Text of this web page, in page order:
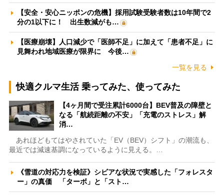
【安全・安心ニッポンの危機】採用試験受験者数は10年間で2
分の1以下に！ 出生数減がも…
【医療崩壊】人口減少で「医師不足」に加えて「患者不足」に
見舞われ地域医療が限界に 今後…
一覧を見る
快適クルマ生活 乗ってみた、使ってみた
【4ヶ月間で受注累計6000台】BEV普及の障壁と
なる「航続距離の不安」「充電のストレス」解
消…
あれほどもてはやされていた「EV（BEV）シフト」の潮流も、
最近では減速基調になっているように見える。…
《雪道の対応力を検証》シビアな状況で実感した「フォレスタ
ー」の真価 「ターボ」と「スト…